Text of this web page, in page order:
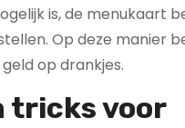
is, de menukaart
Op deze manier
op drankjes.
tricks voor